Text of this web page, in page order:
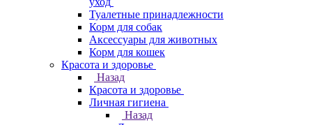
Туалетные принадлежности
Корм для собак
Аксессуары для животных
Корм для кошек
Красота и здоровье
Назад
Красота и здоровье
Личная гигиена
Назад